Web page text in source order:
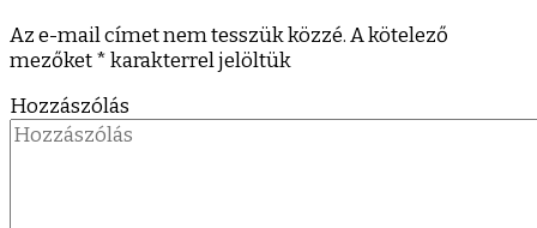
Az e-mail címet nem tesszük közzé.A kötelező
mezőket*karakterrel jelöltük
Hozzászólás